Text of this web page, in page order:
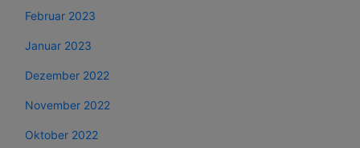
Februar 2023
Januar 2023
Dezember 2022
November 2022
Oktober 2022